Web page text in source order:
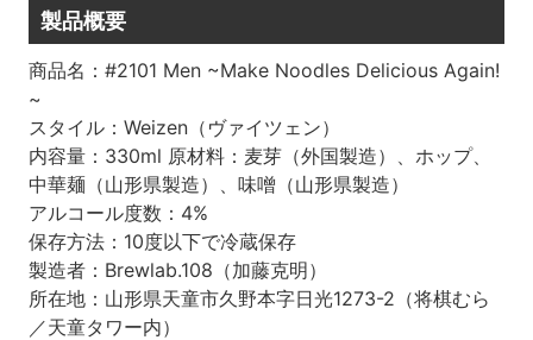
製品概要
商品名：#2101 Men ~Make Noodles Delicious Again!
~
スタイル：Weizen（ヴァイツェン）
内容量：330ml 原材料：麦芽（外国製造）、ホップ、
中華麺（山形県製造）、味噌（山形県製造）
アルコール度数：4%
保存方法：10度以下で冷蔵保存
製造者：Brewlab.108（加藤克明）
所在地：山形県天童市久野本字日光1273-2（将棋むら
／天童タワー内）